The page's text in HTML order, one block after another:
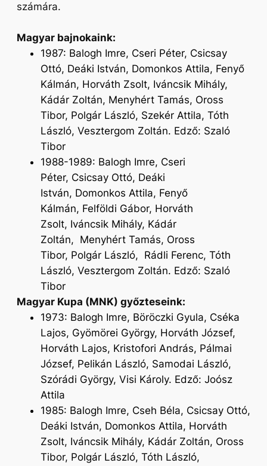
számára.
Magyar bajnokaink:
1987: Balogh Imre, Cseri Péter, Csicsay
Ottó, Deáki István, Domonkos Attila, Fenyő
Kálmán, Horváth Zsolt, Iváncsik Mihály,
Kádár Zoltán, Menyhért Tamás, Oross
Tibor, Polgár László, Szekér Attila, Tóth
László, Vesztergom Zoltán. Edző: Szaló
Tibor
1988-1989: Balogh Imre, Cseri
Péter, Csicsay Ottó, Deáki
István, Domonkos Attila, Fenyő
Kálmán, Felföldi Gábor, Horváth
Zsolt, Iváncsik Mihály, Kádár
Zoltán, Menyhért Tamás, Oross
Tibor, Polgár László, Rádli Ferenc, Tóth
László, Vesztergom Zoltán. Edző: Szaló
Tibor
Magyar Kupa (MNK) győzteseink:
1973: Balogh Imre, Böröczki Gyula, Cséka
Lajos, Gyömörei György, Horváth József,
Horváth Lajos, Kristofori András, Pálmai
József, Pelikán László, Samodai László,
Szórádi György, Visi Károly. Edző: Joósz
Attila
1985: Balogh Imre, Cseh Béla, Csicsay Ottó,
Deáki István, Domonkos Attila, Horváth
Zsolt, Iváncsik Mihály, Kádár Zoltán, Oross
Tibor, Polgár László, Tóth László,